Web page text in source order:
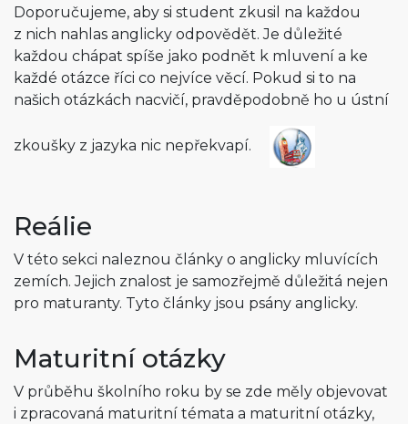
Doporučujeme, aby si student zkusil na každou
z nich nahlas anglicky odpovědět. Je důležité
každou chápat spíše jako podnět k mluvení a ke
každé otázce říci co nejvíce věcí. Pokud si to na
našich otázkách nacvičí, pravděpodobně ho u ústní
zkoušky z jazyka nic nepřekvapí.
Reálie
V této sekci naleznou články o anglicky mluvících
zemích. Jejich znalost je samozřejmě důležitá nejen
pro maturanty. Tyto články jsou psány anglicky.
Maturitní otázky
V průběhu školního roku by se zde měly objevovat
i zpracovaná maturitní témata a maturitní otázky,